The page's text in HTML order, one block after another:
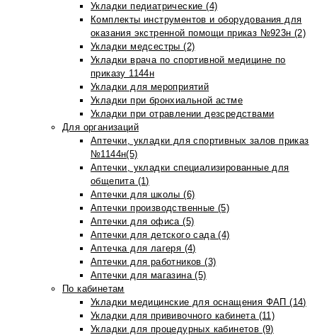
Укладки педиатрические (4)
Комплекты инструментов и оборудования для
оказания экстренной помощи приказ №923н (2)
Укладки медсестры (2)
Укладки врача по спортивной медицине по
приказу 1144н
Укладки для мероприятий
Укладки при бронхиальной астме
Укладки при отравлении дезсредствами
Для организаций
Аптечки, укладки для спортивных залов приказ
№1144н(5)
Аптечки, укладки специализированные для
общепита (1)
Аптечки для школы (6)
Аптечки производственные (5)
Аптечки для офиса (5)
Аптечки для детского сада (4)
Аптечка для лагеря (4)
Аптечки для работников (3)
Аптечки для магазина (5)
По кабинетам
Укладки медицинские для оснащения ФАП (14)
Укладки для прививочного кабинета (11)
Укладки для процедурных кабинетов (9)